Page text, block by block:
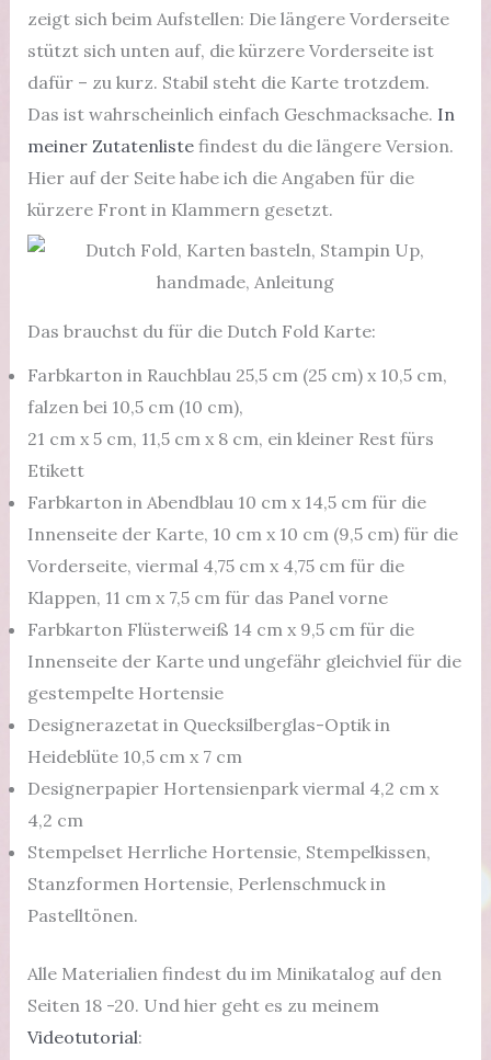
zeigt sich beim Aufstellen: Die längere Vorderseite
stützt sich unten auf, die kürzere Vorderseite ist
dafür – zu kurz. Stabil steht die Karte trotzdem.
Das ist wahrscheinlich einfach Geschmacksache. In
meiner Zutatenlistefindest du die längere Version.
Hier auf der Seite habe ich die Angaben für die
kürzere Front in Klammern gesetzt.
Das brauchst du für die Dutch Fold Karte:
Farbkarton in Rauchblau 25,5 cm (25 cm) x 10,5 cm,
falzen bei 10,5 cm (10 cm),
21 cm x 5 cm, 11,5 cm x 8 cm, ein kleiner Rest fürs
Etikett
Farbkarton in Abendblau 10 cm x 14,5 cm für die
Innenseite der Karte, 10 cm x 10 cm (9,5 cm) für die
Vorderseite, viermal 4,75 cm x 4,75 cm für die
Klappen, 11 cm x 7,5 cm für das Panel vorne
Farbkarton Flüsterweiß 14 cm x 9,5 cm für die
Innenseite der Karte und ungefähr gleichviel für die
gestempelte Hortensie
Designerazetat in Quecksilberglas-Optik in
Heideblüte 10,5 cm x 7 cm
Designerpapier Hortensienpark viermal 4,2 cm x
4,2 cm
Stempelset Herrliche Hortensie, Stempelkissen,
Stanzformen Hortensie, Perlenschmuck in
Pastelltönen.
Alle Materialien findest du im Minikatalog auf den
Seiten 18 -20. Und hier geht es zu meinem
Videotutorial: